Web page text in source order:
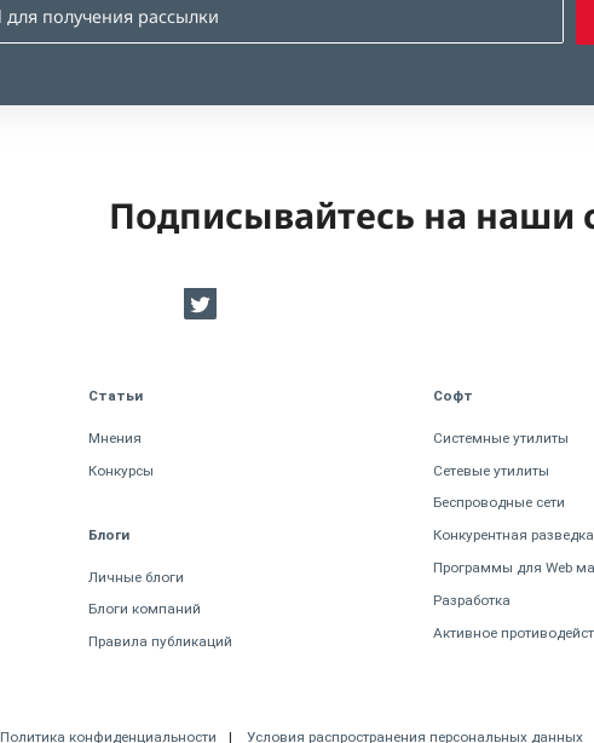
Подписывайтесь на наши
Статьи
Мнения
Конкурсы
Блоги
Личные блоги
Блоги компаний
Правила публикаций
Софт
Системные утилиты
Сетевые утилиты
Беспроводные сети
Конкурентная разведка
Программы для Web
Разработка
Активное
Политика конфиденциальности Условия распространения персональных данных